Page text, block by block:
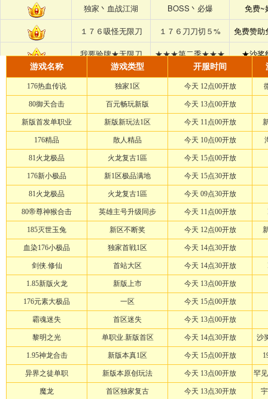
游戏名称 游戏类型 开服时间
176热血传说 独家1区 今天 12点00开放
80御天合击 百元畅玩新版 今天 13点00开放
新版首发单职业 新版新玩法1区 今天 11点00开放
176精品 散人精品 今天 10点00开放
81火龙极品 火龙复古1區 今天 15点00开放
176新小极品 新1区极品满地 今天 15点30开放
81火龙极品 火龙复古1區 今天 09点30开放
80帝尊神猴合击 英雄主号升级同步 今天 11点00开放
185灭世玉兔 新区不断奖 今天 12点00开放
血染176小极品 独家首戦1区 今天 14点30开放
剑侠.修仙 首站大区 今天 14点30开放
1.85新版火龙 新版上市 今天 13点00开放
176元素大极品 一区 今天 15点00开放
霸魂迷失 首区迷失 今天 13点00开放
黎明之光 单职业.新版首区 今天 14点30开放 沙
1.95神龙合击 新版本真1区 今天 15点00开放
异界之徒单职 新版本原创玩法 今天 13点00开放 罕
魔龙 首区独家复古 今天 13点30开放